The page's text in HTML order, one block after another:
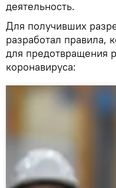
деятельность.
Для получивших
разработал правила,
для предотвращения
коронавируса: